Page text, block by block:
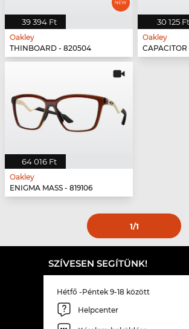
39 394 Ft
Oakley
THINBOARD - 820504
30 125 Ft
Oakley
CAPACITOR
64 016 Ft
Oakley
ENIGMA MASS - 819106
1/1
SZÍVESEN SEGÍTÜNK!
Hétfő -Péntek 9-18 között
Helpcenter